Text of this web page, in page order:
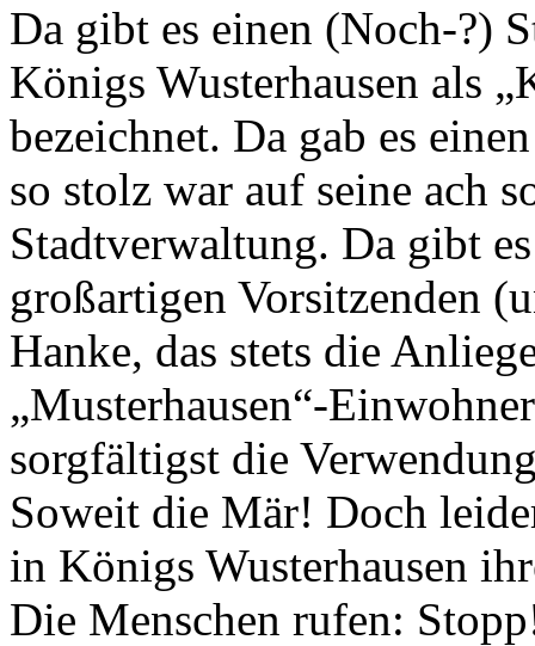
Da gibt es einen (Noch-?)
Königs Wusterhausen als
bezeichnet. Da gab es
so stolz war auf seine ach
Stadtverwaltung. Da gibt
großartigen Vorsitzenden
Hanke, das stets die
„Musterhausen“-
sorgfältigst die
Soweit die Mär! Doch
in Königs Wusterhausen
Die Menschen rufen: